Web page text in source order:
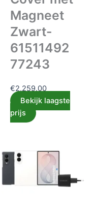
Magneet
Zwart-
61511492
77243
€2,259.00
Bekijk laagste
prijs